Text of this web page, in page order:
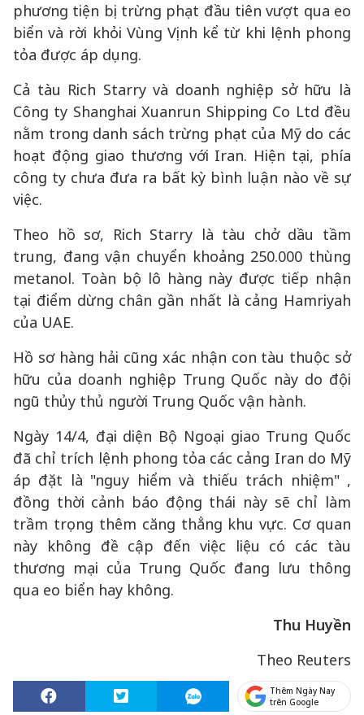
phương tiện bị trừng phạt đầu tiên vượt qua eo
biển và rời khỏi Vùng Vịnh kể từ khi lệnh phong
tỏa được áp dụng.
Cả tàu Rich Starry và doanh nghiệp sở hữu là
Công ty Shanghai Xuanrun Shipping Co Ltd đều
nằm trong danh sách trừng phạt của Mỹ do các
hoạt động giao thương với Iran. Hiện tại, phía
công ty chưa đưa ra bất kỳ bình luận nào về sự
việc.
Theo hồ sơ, Rich Starry là tàu chở dầu tầm
trung, đang vận chuyển khoảng 250.000 thùng
metanol. Toàn bộ lô hàng này được tiếp nhận
tại điểm dừng chân gần nhất là cảng Hamriyah
của UAE.
Hồ sơ hàng hải cũng xác nhận con tàu thuộc sở
hữu của doanh nghiệp Trung Quốc này do đội
ngũ thủy thủ người Trung Quốc vận hành.
Ngày 14/4, đại diện Bộ Ngoại giao Trung Quốc
đã chỉ trích lệnh phong tỏa các cảng Iran do Mỹ
áp đặt là "nguy hiểm và thiếu trách nhiệm" ,
đồng thời cảnh báo động thái này sẽ chỉ làm
trầm trọng thêm căng thẳng khu vực. Cơ quan
này không đề cập đến việc liệu có các tàu
thương mại của Trung Quốc đang lưu thông
qua eo biển hay không.
Thu Huyền
Theo Reuters
Thêm Ngày Nay
trên Google